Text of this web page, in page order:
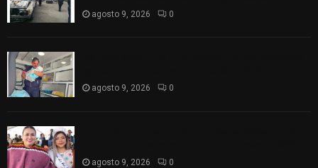
agosto 9, 2026 0
agosto 9, 2026 0
agosto 9, 2026 0